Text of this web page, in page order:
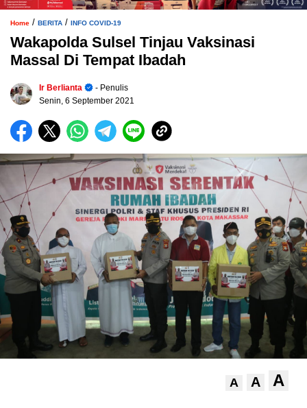
Home / BERITA / INFO COVID-19
Wakapolda Sulsel Tinjau Vaksinasi
Massal Di Tempat Ibadah
Ir Berlianta
- Penulis
Senin, 6 September 2021
A A A